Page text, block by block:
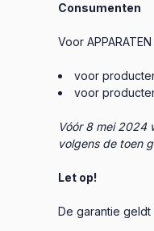
Consumenten
Voor
voor
voor
Vóór 8 mei 2024
volgens de toen
Let op!
De garantie